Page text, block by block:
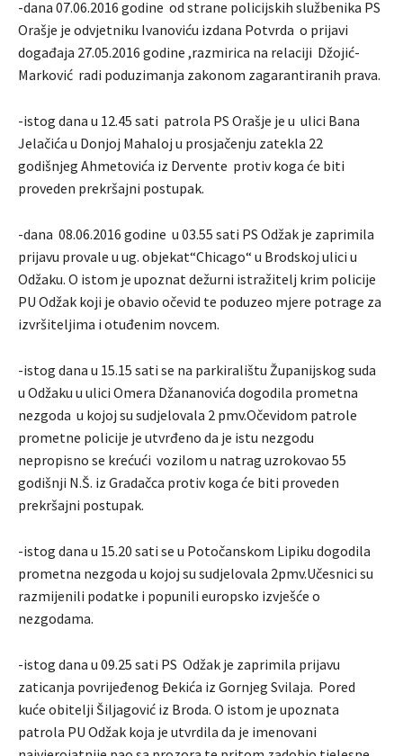
-dana 07.06.2016 godine od strane policijskih službenika PS
Orašje je odvjetniku Ivanoviću izdana Potvrda o prijavi
događaja 27.05.2016 godine ,razmirica na relaciji Džojić-
Marković radi poduzimanja zakonom zagarantiranih prava.
-istog dana u 12.45 sati patrola PS Orašje je u ulici Bana
Jelačića u Donjoj Mahaloj u prosjačenju zatekla 22
godišnjeg Ahmetovića iz Dervente protiv koga će biti
proveden prekršajni postupak.
-dana 08.06.2016 godine u 03.55 sati PS Odžak je zaprimila
prijavu provale u ug. objekat“Chicago“ u Brodskoj ulici u
Odžaku. O istom je upoznat dežurni istražitelj krim policije
PU Odžak koji je obavio očevid te poduzeo mjere potrage za
izvršiteljima i otuđenim novcem.
-istog dana u 15.15 sati se na parkiralištu Županijskog suda
u Odžaku u ulici Omera Džananovića dogodila prometna
nezgoda u kojoj su sudjelovala 2 pmv.Očevidom patrole
prometne policije je utvrđeno da je istu nezgodu
nepropisno se krećući vozilom u natrag uzrokovao 55
godišnji N.Š. iz Gradačca protiv koga će biti proveden
prekršajni postupak.
-istog dana u 15.20 sati se u Potočanskom Lipiku dogodila
prometna nezgoda u kojoj su sudjelovala 2pmv.Učesnici su
razmijenili podatke i popunili europsko izvješće o
nezgodama.
-istog dana u 09.25 sati PS Odžak je zaprimila prijavu
zaticanja povrijeđenog Đekića iz Gornjeg Svilaja. Pored
kuće obitelji Šiljagović iz Broda. O istom je upoznata
patrola PU Odžak koja je utvrdila da je imenovani